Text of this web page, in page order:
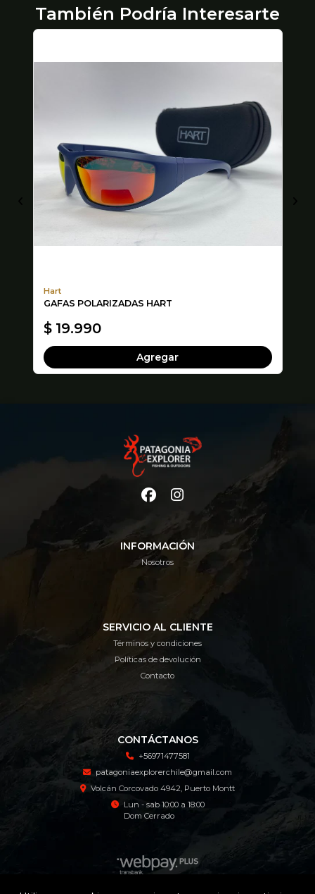
También Podría Interesarte
Hart
GAFAS POLARIZADAS HART
$ 19.990
Agregar
INFORMACIÓN
Nosotros
SERVICIO AL CLIENTE
Términos y condiciones
Políticas de devolución
Contacto
CONTÁCTANOS
+56971477581
patagoniaexplorerchile@gmail.com
Volcán Corcovado 4942, Puerto Montt
Lun - sab 10:00 a 18:00
Dom Cerrado